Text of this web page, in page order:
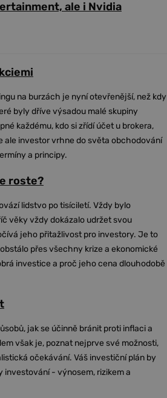
ale i Nvidia
na burzách je nyní otevřenější, než kdy
byly dříve výsadou malé skupiny
každému, kdo si zřídí účet u brokera,
ale investor vrhne do světa obchodování
a principy.
roste?
lidstvo po tisíciletí. Vždy bylo
věky vždy dokázalo udržet svou
jeho přitažlivost pro investory. Je to
přes všechny krize a ekonomické
investice a proč jeho cena dlouhodobě
jak se účinně bránit proti inflaci a
však je, poznat nejprve své možnosti,
očekávání. Váš investiční plán by
investování - výnosem, rizikem a